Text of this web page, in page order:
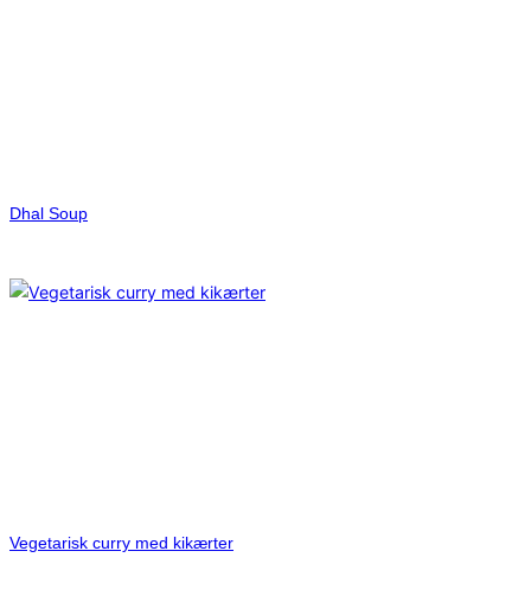
Dhal Soup
Vegetarisk curry med kikærter